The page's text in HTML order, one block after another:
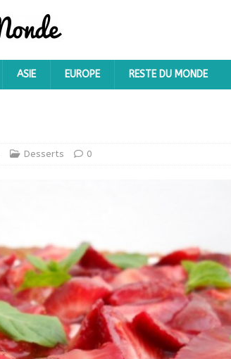
ASIE EUROPE RESTE DU MONDE
Desserts 0